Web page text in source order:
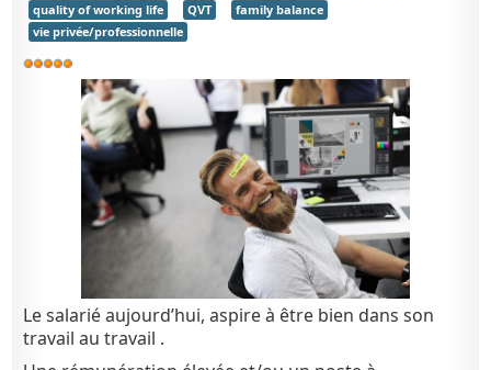
quality of working life
QVT
family balance
vie privée/professionnelle
Vote
utilisateur:5/5
Le salarié aujourd’hui, aspire à être bien dans son
travail au travail .